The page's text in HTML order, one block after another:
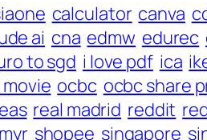
calculator canva
ai cna edmw edurec
to sgd i love pdf ica
ocbc ocbc share
real madrid reddit
shopee singapore